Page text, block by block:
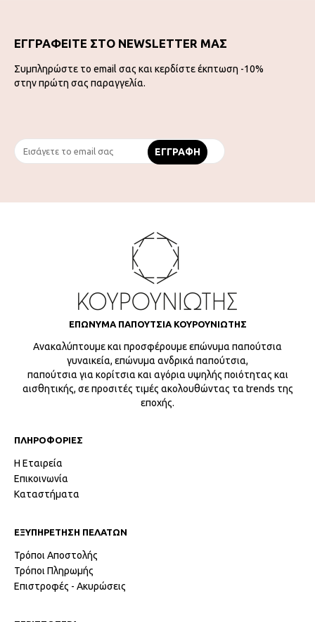
ΕΓΓΡΑΦΕΙΤΕ ΣΤΟ NEWSLETTER ΜΑΣ
Συμπληρώστε το email σας και κερδίστε έκπτωση -10%
στην πρώτη σας παραγγελία.
ΕΠΩΝΥΜΑ ΠΑΠΟΥΤΣΙΑ ΚΟΥΡΟΥΝΙΩΤΗΣ
Ανακαλύπτουμε και προσφέρουμε επώνυμα παπούτσια
γυναικεία, επώνυμα ανδρικά παπούτσια,
παπούτσια για κορίτσια και αγόρια υψηλής ποιότητας και
αισθητικής, σε προσιτές τιμές ακολουθώντας τα trends της
εποχής.
ΠΛΗΡΟΦΟΡΙΕΣ
Η Εταιρεία
Επικοινωνία
Καταστήματα
ΕΞΥΠΗΡΕΤΗΣΗ ΠΕΛΑΤΩΝ
Τρόποι Αποστολής
Τρόποι Πληρωμής
Επιστροφές - Ακυρώσεις